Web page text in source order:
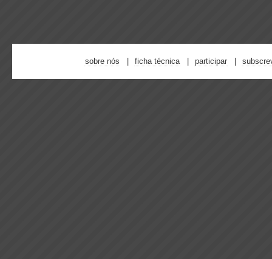
sobre nós ficha técnica participar